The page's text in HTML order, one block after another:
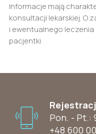
Informacje mają
konsultacji lekarskiej. O
i ewentualnego
pacjentki.
Pon. - Pt.:
+48 600